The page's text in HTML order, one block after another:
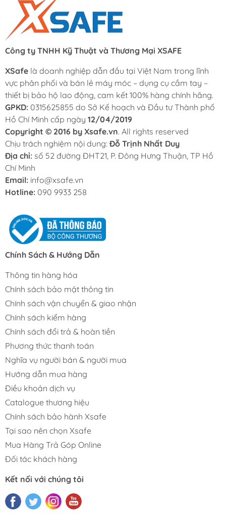
Công ty TNHH Kỹ Thuật và Thương Mại XSAFE
XSafe là doanh nghiệp dẫn đầu tại Việt Nam trong lĩnh
vực phân phối và bán lẻ máy móc – dụng cụ cầm tay –
thiết bị bảo hộ lao động, cam kết 100% hàng chính hãng.
GPKD: 0315625855 do Sở Kế hoạch và Đầu tư Thành phố
Hồ Chí Minh cấp ngày 12/04/2019
Copyright © 2016 by Xsafe.vn. All rights reserved
Chịu trách nghiệm nội dung: Đỗ Trịnh Nhất Duy
Địa chỉ: số 52 đường ĐHT21, P. Đông Hưng Thuận, TP Hồ
Chí Minh
Email: info@xsafe.vn
Hotline: 090 9933 258
Chính Sách & Hướng Dẫn
Thông tin hàng hóa
Chính sách bảo mật thông tin
Chính sách vận chuyển & giao nhận
Chính sách kiểm hàng
Chính sách đổi trả & hoàn tiền
Phương thức thanh toán
Nghĩa vụ người bán & người mua
Hướng dẫn mua hàng
Điều khoản dịch vụ
Catalogue thương hiệu
Chính sách bảo hành Xsafe
Tại sao nên chọn Xsafe
Mua Hàng Trả Góp Online
Đối tác khách hàng
Kết nối với chúng tôi